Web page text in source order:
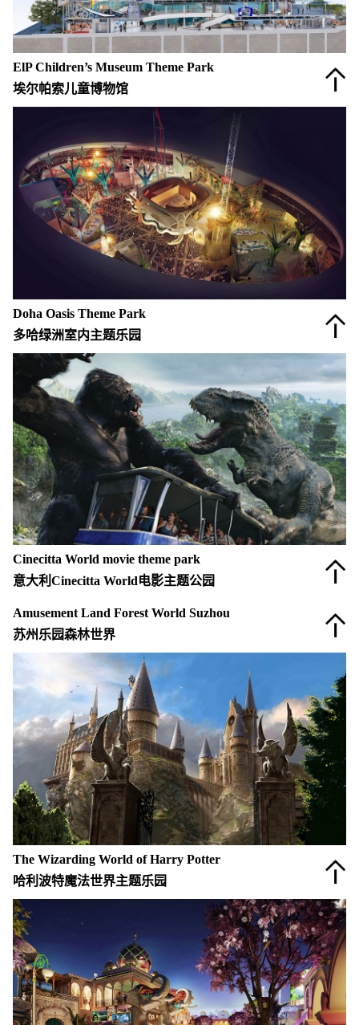
china@gctd.co.uk
网站地图 隐私条款
© 2026 George Carlson Ltd
ElP Children’s Museum Theme Park
埃尔帕索儿童博物馆
Doha Oasis Theme Park
多哈绿洲室内主题乐园
Cinecitta World movie theme park
意大利Cinecitta World电影主题公园
Amusement Land Forest World Suzhou
苏州乐园森林世界